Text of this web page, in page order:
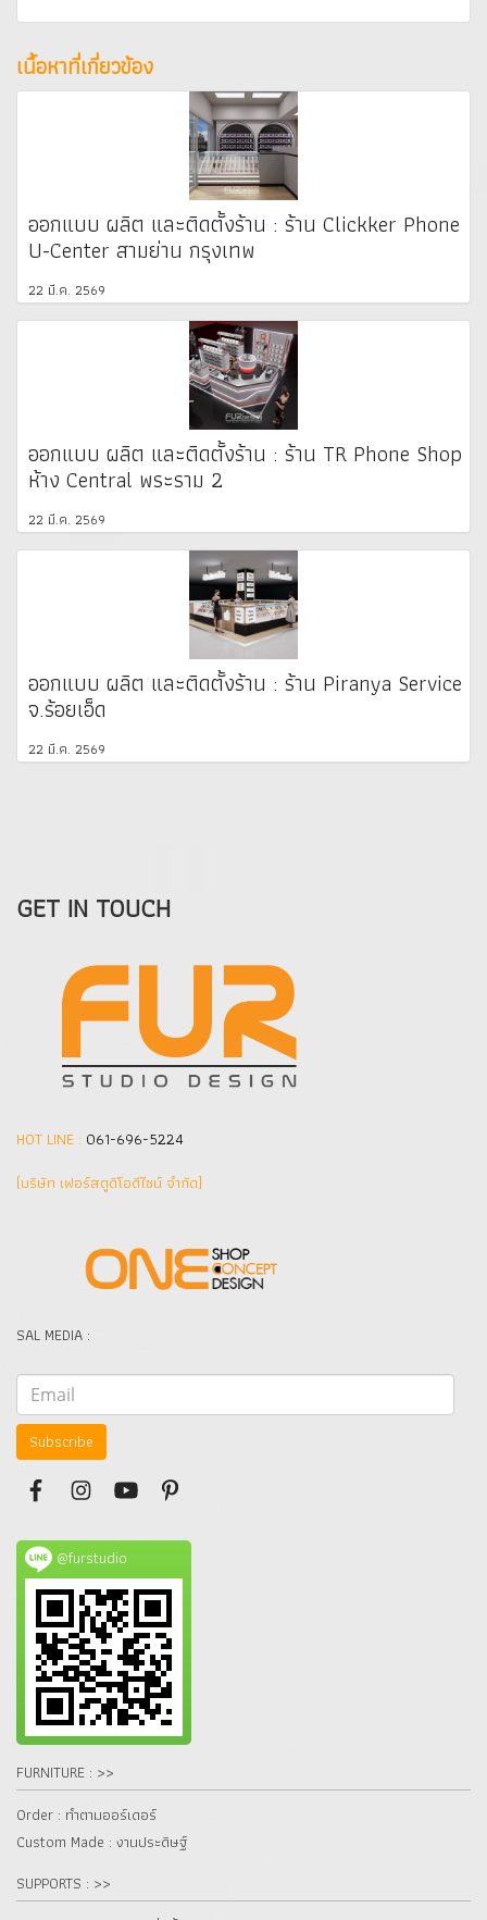
เนื้อหาที่เกี่ยวข้อง
ออกแบบ ผลิต และติดตั้งร้าน : ร้าน Clickker Phone
U-Center สามย่าน กรุงเทพ
22 มี.ค. 2569
ออกแบบ ผลิต และติดตั้งร้าน : ร้าน TR Phone Shop
ห้าง Central พระราม 2
22 มี.ค. 2569
ออกแบบ ผลิต และติดตั้งร้าน : ร้าน Piranya Service
จ.ร้อยเอ็ด
22 มี.ค. 2569
GET IN TOUCH
HOT LINE : 061-696-5224
(บริษัท เฟอร์สตูดิโอดีไซน์ จำกัด]
SAL MEDIA :
Subscribe
@furstudio
FURNITURE : >>
Order : ทำตามออร์เดอร์
Custom Made : งานประดิษฐ์
SUPPORTS : >>